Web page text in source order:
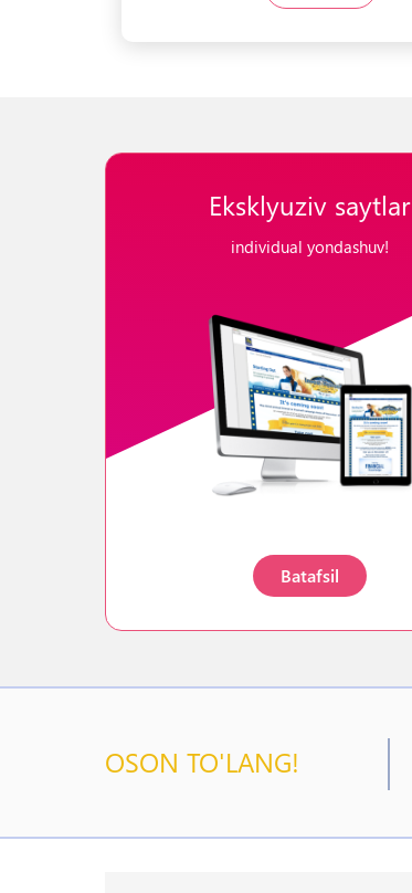
Eksklyuziv saytlar
individual yondashuv!
Batafsil
OSON TO'LANG!